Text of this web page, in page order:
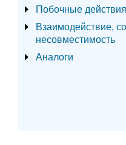
Побочные действия
Взаимодействие,
несовместимость
Аналоги